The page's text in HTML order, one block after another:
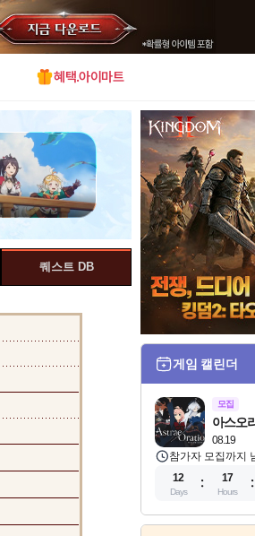
혜택.아이마트
퀘스트 DB
게임 캘린더
모집
08.19
아스오
참가자 모집까지
12
Days
17
Hours